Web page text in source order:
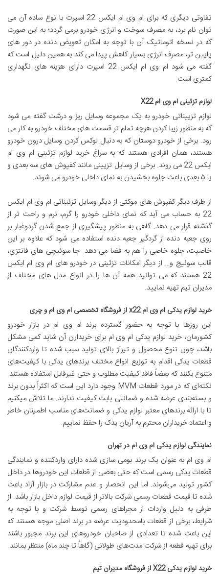
تفاوتی دیگری که برای ام وی ام ایکس 22 اسپرت با نوع ساده آن می
توان نام برد، به مصرف سوخت و انرژی خودرو برمی گردد؛ به این صورت
که در نسخه اتوماتیک آن با توجه به امکان تعویض دنده در دور های
پایین تر، مصرف انرژی بسیار کاهش پیدا می کند به همین دلیل است که
گفته می شود ام وی ام ایکس 22 اسپرت دارای هزینه های نگهداری
کمتری است.
لوازم تزئینی ام وی امX22
لوازم تزییناتی خودرو به یک مجموعه وسایل ریز و درشت گفته می شود
که به منظور زیبا کردن هرچه تمام تر قسمت های مختلف خودرو به کار می
رود. برخی از خودرو دوستان که به دنبال لوکس کردن وسایل درون خودرو
هستند، همان افرادی هستند که به سراغ خرید لوازم تزئینی ام وی ام
ایکس 22 می روند. برخی از وسایل تزیینی مانند کفپوش های سه بعدی و
یا ۵ بعدی باعث جلوه بخشیدن به نمای داخلی خودرو می شوند.
از طرف دیگر کفپوش های موکتی از دیگر وسایل تزئیناتی ام وی ام ایکس
22 به حساب می آید که نمای داخلی خودرو را گرم، نرم و راحت تر از
گذشته قرار می دهد. گاهی به منظور پیشگیری از جمع شدن گردوغبار بر
روی جعبه دنده از گردگیر جعبه دنده استفاده می شود که علاوه بر این
خاصیت، جلوه خاصی را هم به فضا می دهد. جا سوئیچی های فانتزی،
قالب سوئیچ و… از دیگر امکانات تزئینی در خودرو های ام وی ام ایکس
22 هستند که می توانید همه آن ها را در انواع مدل های مختلف از
مدیران تیم تهیه نمایید.
خرید لوازم یدکی ام وی امx22از فروشگاه تخصصی ام وی ام و چری
این روزها با توجه به حضور گسترده برند ام وی ام در بازار خودرو
کشورمان، خرید لوازم یدکی ام وی ام برای خریدارن آن شاید کمی مشکل
باشد، چون تنوع محصول و تیراژ بالای تولید سبب شده تا واردکنندگان
قطعات یدکی اقدام به توزیع انواع مختلف برندهای یدکی با کیفیت‌های
متنوع بکنند که بعضاً فاقد کیفیت مطلوب و حتی غیرقابل استفاده هستند.
نکته‌ای که در مورد قطعات MVM وجود دارد این است که اکثراً بدون برند
و بسته‌بندی عرضه شده و ضمانتی بابت کیفیت ندارند. ما تلاش میکنیم
تا با ارائه برندهای معتبر لوازم یدکی و ضمانت‌های مناسب اطمینان خاطر
و اعتماد خریداران محترم به آریان یدک را حفظ نماییم.
نمایندگی لوازم یدکی ام وی ام در تهران
ام وی ام به عنوان یک برند بومی سازی شده دارای واردکننده و نمایندگی
قطعات یدکی رسمی است که حتی بعضی از قطعات این خودروها در داخل
کشور تولید می‌شوند. اما این انحصار و عدم مشارکت در بازار آزاد باعث
شده تا قیمت قطعات رسمی شرکت بالاتر از قیمت لوازم داخل بازار باشد. از
طرفی به دلیل واردات از مجراهای رسمی توسط شرکت و با توجه به
شرایط، برخی از قطعات بامحدودیت عرضه در برند اصلی موجه هستند که
این باعث شده تا تعدادی از صاحبان خودروهای این برند مجبور باشند
برای تهیه قطعه از شرکت مدت‌های طولانی (گاهاً تا چند ماه) منتظر بمانند.
خرید لوازم یدکیX22از فروشگاه مدیران تیم